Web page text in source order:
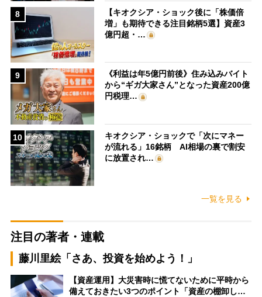
8
【キオクシア・ショック後に「株価倍
増」も期待できる注目銘柄5選】資産3
億円超・…
9
《利益は年5億円前後》住み込みバイト
から“ギガ大家さん”となった資産200億
円税理…
10
キオクシア・ショックで「次にマネー
が流れる」16銘柄 AI相場の裏で割安
に放置され…
一覧を見る
注目の著者・連載
藤川里絵「さあ、投資を始めよう！」
【資産運用】大災害時に慌てないために平時から
備えておきたい3つのポイント「資産の棚卸し…